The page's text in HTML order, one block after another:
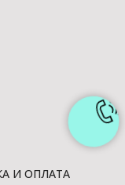
И ОПЛАТА